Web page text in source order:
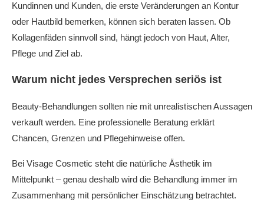
Kundinnen und Kunden, die erste Veränderungen an Kontur
oder Hautbild bemerken, können sich beraten lassen. Ob
Kollagenfäden sinnvoll sind, hängt jedoch von Haut, Alter,
Pflege und Ziel ab.
Warum nicht jedes Versprechen seriös ist
Beauty-Behandlungen sollten nie mit unrealistischen Aussagen
verkauft werden. Eine professionelle Beratung erklärt
Chancen, Grenzen und Pflegehinweise offen.
Bei Visage Cosmetic steht die natürliche Ästhetik im
Mittelpunkt – genau deshalb wird die Behandlung immer im
Zusammenhang mit persönlicher Einschätzung betrachtet.